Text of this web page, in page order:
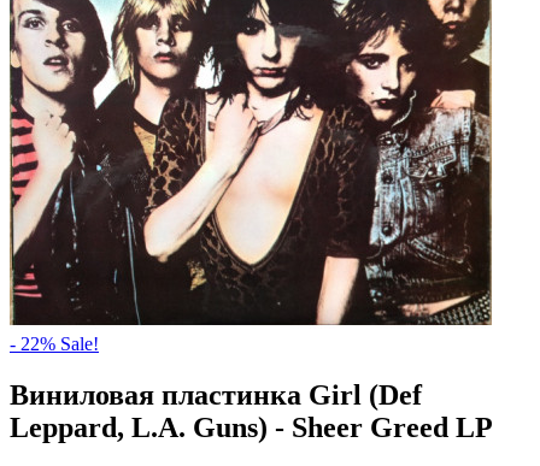
- 22% Sale!
Виниловая пластинка Girl (Def
Leppard, L.A. Guns) - Sheer Greed LP